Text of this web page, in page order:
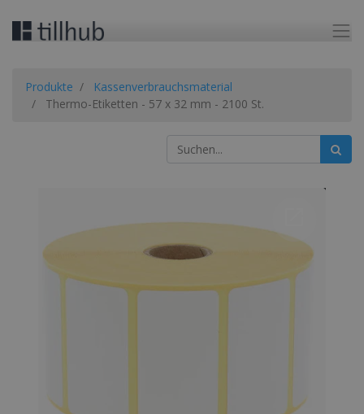
Produkte
Kassenverbrauchsmaterial
Thermo-Etiketten - 57 x 32 mm - 2100 St.